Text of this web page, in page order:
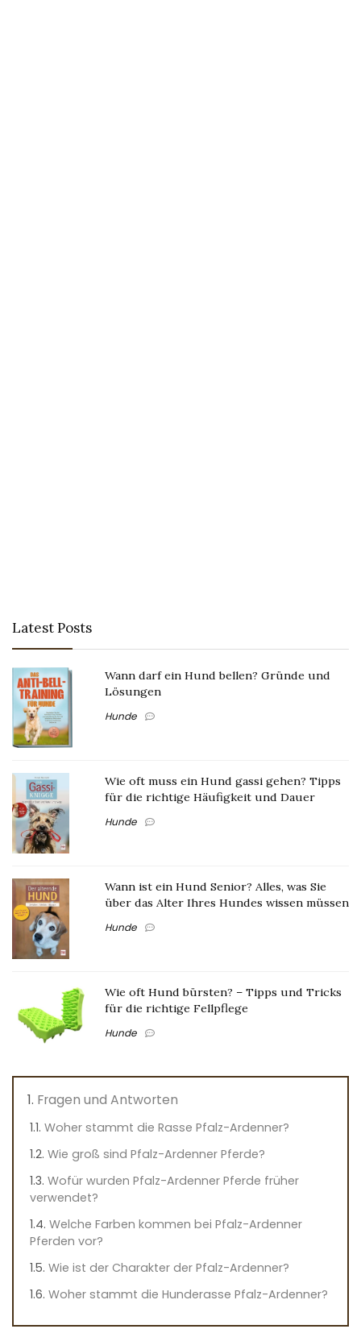
Latest Posts
Wann darf ein Hund bellen? Gründe und
Lösungen
Hunde
Wie oft muss ein Hund gassi gehen? Tipps
für die richtige Häufigkeit und Dauer
Hunde
Wann ist ein Hund Senior? Alles, was Sie
über das Alter Ihres Hundes wissen müssen
Hunde
Wie oft Hund bürsten? – Tipps und Tricks
für die richtige Fellpflege
Hunde
Fragen und Antworten
Woher stammt die Rasse Pfalz-Ardenner?
Wie groß sind Pfalz-Ardenner Pferde?
Wofür wurden Pfalz-Ardenner Pferde früher
verwendet?
Welche Farben kommen bei Pfalz-Ardenner
Pferden vor?
Wie ist der Charakter der Pfalz-Ardenner?
Woher stammt die Hunderasse Pfalz-Ardenner?